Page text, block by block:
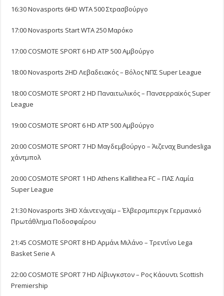
16:30 Novasports 6HD WTA 500 Στρασβούργο
17:00 Novasports Start WTA 250 Μαρόκο
17:00 COSMOTE SPORT 6 HD ATP 500 Αμβούργο
18:00 Novasports 2HD Λεβαδειακός – Βόλος ΝΠΣ Super League
18:00 COSMOTE SPORT 2 HD Παναιτωλικός – Πανσερραϊκός Super
League
19:00 COSMOTE SPORT 6 HD ATP 500 Αμβούργο
20:00 COSMOTE SPORT 7 HD Μαγδεμβούργο – Άιζεναχ Bundesliga
χάντμπολ
20:00 COSMOTE SPORT 1 HD Athens Kallithea FC – ΠΑΣ Λαμία
Super League
21:30 Novasports 3HD Χάιντενχαϊμ – Έλβερσμπεργκ Γερμανικό
Πρωτάθλημα Ποδοσφαίρου
21:45 COSMOTE SPORT 8 HD Αρμάνι Μιλάνο – Τρεντίνο Lega
Basket Serie A
22:00 COSMOTE SPORT 7 HD Λίβινγκστον – Ρος Κάουντι Scottish
Premiership